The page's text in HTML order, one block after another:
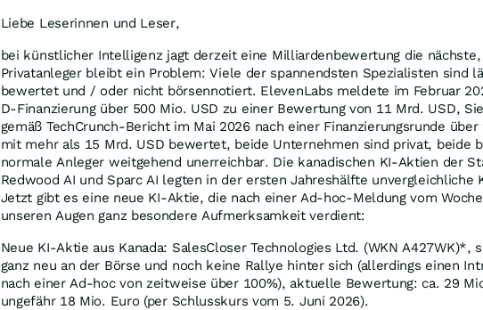
Liebe Leserinnen und Leser,
bei künstlicher Intelligenz jagt derzeit eine Milliardenbewertung die
Privatanleger bleibt ein Problem: Viele der spannendsten Spezialisten sind
bewertet und / oder nicht börsennotiert. ElevenLabs meldete im Februar
D-Finanzierung über 500 Mio. USD zu einer Bewertung von 11 Mrd. USD,
gemäß TechCrunch-Bericht im Mai 2026 nach einer Finanzierungsrunde über
mit mehr als 15 Mrd. USD bewertet, beide Unternehmen sind privat, beide
normale Anleger weitgehend unerreichbar. Die kanadischen KI-Aktien der
Redwood AI und Sparc AI legten in der ersten Jahreshälfte unvergleichliche
Jetzt gibt es eine neue KI-Aktie, die nach einer Ad-hoc-Meldung vom
unseren Augen ganz besondere Aufmerksamkeit verdient:
Neue KI-Aktie aus Kanada: SalesCloser Technologies Ltd. (WKN A427WK)*,
ganz neu an der Börse und noch keine Rallye hinter sich (allerdings einen
nach einer Ad-hoc von zeitweise über 100%), aktuelle Bewertung: ca. 29
ungefähr 18 Mio. Euro (per Schlusskurs vom 5. Juni 2026).